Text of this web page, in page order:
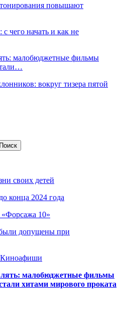
повышают
чего начать и как не
малобюджетные фильмы
вокруг тизера пятой
своих детей
конца 2024 года
«Форсажа 10»
допущены при
Киноафиши
малобюджетные фильмы
хитами мирового проката